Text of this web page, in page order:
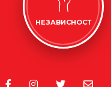
НЕЗАВИСНОСТ